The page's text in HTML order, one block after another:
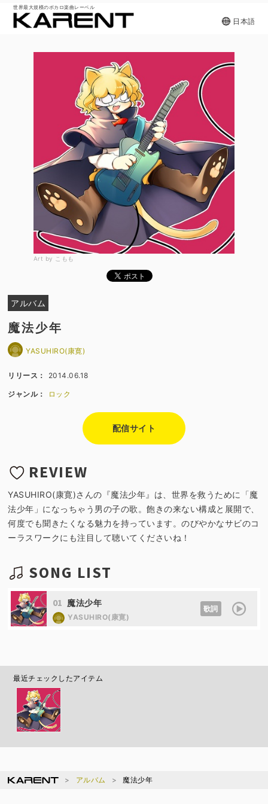
世界最大規模のボカロ楽曲レーベル
日本語
Art by こもも
アルバム
魔法少年
YASUHIRO(康寛)
リリース： 2014.06.18
ジャンル： ロック
配信サイト
REVIEW
YASUHIRO(康寛)さんの『魔法少年』は、世界を救うために「魔
法少年」になっちゃう男の子の歌。飽きの来ない構成と展開で、
何度でも聞きたくなる魅力を持っています。のびやかなサビのコ
ーラスワークにも注目して聴いてくださいね！
SONG LIST
01 魔法少年
YASUHIRO(康寛)
歌詞
最近チェックしたアイテム
アルバム 魔法少年